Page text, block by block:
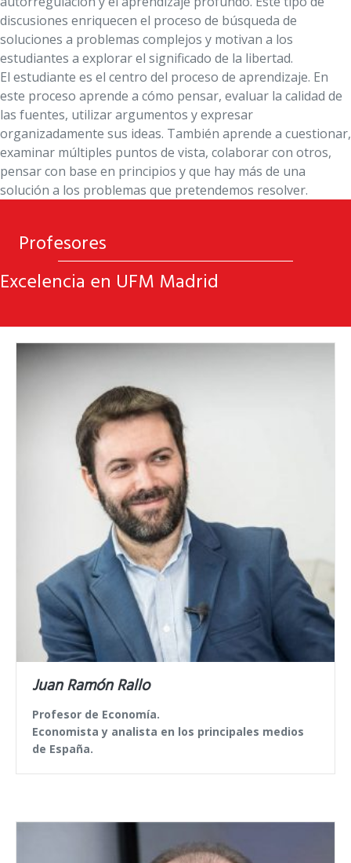
discusiones enriquecen el proceso de búsqueda de
soluciones a problemas complejos y motivan a los
estudiantes a explorar el significado de la libertad.
El estudiante es el centro del proceso de aprendizaje. En
este proceso aprende a cómo pensar, evaluar la calidad de
las fuentes, utilizar argumentos y expresar
organizadamente sus ideas. También aprende a cuestionar,
examinar múltiples puntos de vista, colaborar con otros,
pensar con base en principios y que hay más de una
solución a los problemas que pretendemos resolver.
Profesores
Excelencia en UFM Madrid
Juan Ramón Rallo
Profesor de Economía.
Economista y analista en los principales medios
de España.